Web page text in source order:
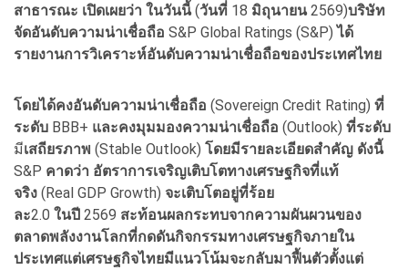
สาธารณะ เปิดเผยว่า ในวันนี้(วันที่ 18 มิถุนายน2569)บริษัท
จัดอันดับความน่าเชื่อถือ S&P Global Ratings (S&P)ได้
รายงานการวิเคราะห์อันดับความน่าเชื่อถือของประเทศไทย
โดยได้คงอันดับความน่าเชื่อถือ (Sovereign Credit Rating) ที่
ระดับ BBB+ และคงมุมมองความน่าเชื่อถือ (Outlook) ที่ระดับ
มีเสถียรภาพ (Stable Outlook) โดยมีรายละเอียดสำคัญ ดังนี้
S&P คาดว่า อัตราการเจริญเติบโตทางเศรษฐกิจที่แท้
จริง (Real GDP Growth) จะเติบโตอยู่ที่ร้อย
ละ2.0 ในปี 2569 สะท้อนผลกระทบจากความผันผวนของ
ตลาดพลังงานโลกที่กดดันกิจกรรมทางเศรษฐกิจภายใน
ประเทศแต่เศรษฐกิจไทยมีแนวโน้มจะกลับมาฟื้นตัวตั้งแต่